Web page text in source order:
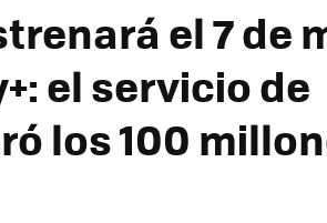
el 7 de
el servicio de
los 100